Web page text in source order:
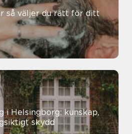
i Helsingborg: kunskap,
skydd